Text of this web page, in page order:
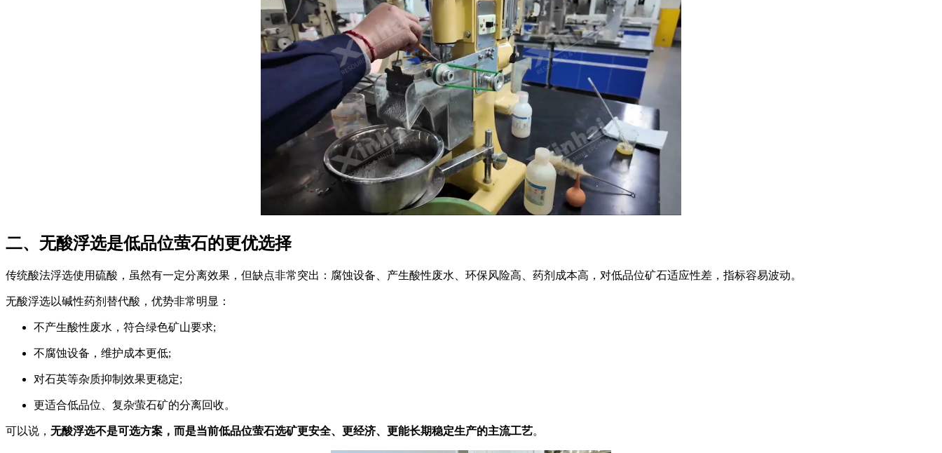
二、无酸浮选是低品位萤石的更优选择
传统酸法浮选使用硫酸，虽然有一定分离效果，但缺点非常突出：腐蚀设备、产生酸性废水、环保风险高、药剂成本高，对低品位矿石适应性差，指标容易波动。
无酸浮选以碱性药剂替代酸，优势非常明显：
不产生酸性废水，符合绿色矿山要求;
不腐蚀设备，维护成本更低;
对石英等杂质抑制效果更稳定;
更适合低品位、复杂萤石矿的分离回收。
可以说， 无酸浮选不是可选方案，而是当前低品位萤石选矿更安全、更经济、更能长期稳定生产的主流工艺。